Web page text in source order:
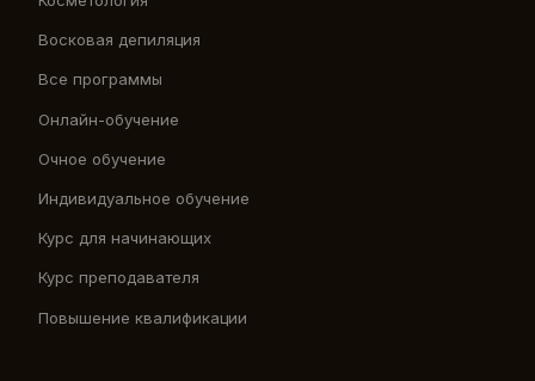
Восковая депиляция
Все программы
Онлайн-обучение
Очное обучение
Индивидуальное обучение
Курс для начинающих
Курс преподавателя
Повышение квалификации